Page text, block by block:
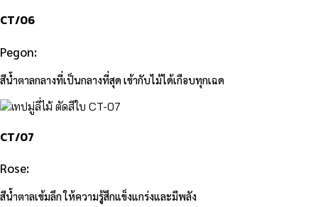
CT/06
Pegon:
สีน้ำตาลกลางที่เป็นกลางที่สุด เข้ากับไม้ได้เกือบทุกเฉด
CT/07
Rose:
สีน้ำตาลเข้มลึก ให้ความรู้สึกแข็งแกร่งและมีพลัง